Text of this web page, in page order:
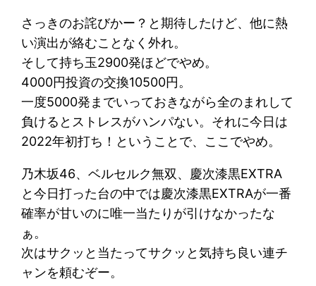
さっきのお詫びかー？と期待したけど、他に熱
い演出が絡むことなく外れ。
そして持ち玉2900発ほどでやめ。
4000円投資の交換10500円。
一度5000発までいっておきながら全のまれして
負けるとストレスがハンパない。それに今日は
2022年初打ち！ということで、ここでやめ。
乃木坂46、ベルセルク無双、慶次漆黒EXTRA
と今日打った台の中では慶次漆黒EXTRAが一番
確率が甘いのに唯一当たりが引けなかったな
ぁ。
次はサクッと当たってサクッと気持ち良い連チ
ャンを頼むぞー。